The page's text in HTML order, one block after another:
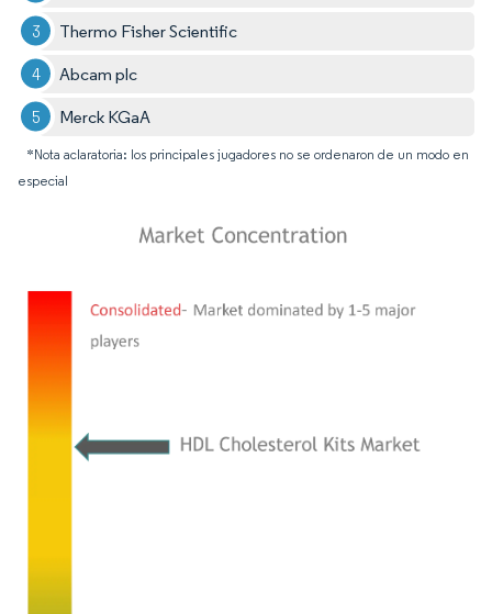
Thermo Fisher Scientific
Abcam plc
Merck KGaA
*Nota aclaratoria: los principales jugadores no se ordenaron de un modo en
especial